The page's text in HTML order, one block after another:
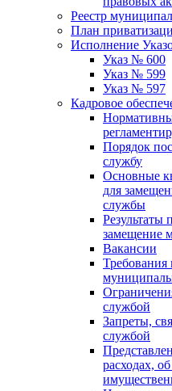
Реестр
План
Исполнение
Указ № 600
Указ № 599
Указ № 597
Кадровое
Порядок
службу
Основные
для
службы
Результаты
замещение
Вакансии
службой
Запреты,
службой
расходах,